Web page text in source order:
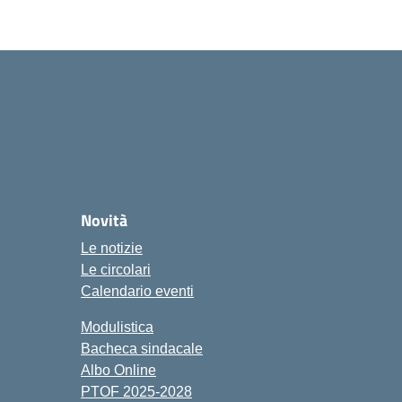
Novità
Le notizie
Le circolari
Calendario eventi
Modulistica
Bacheca sindacale
Albo Online
PTOF 2025-2028